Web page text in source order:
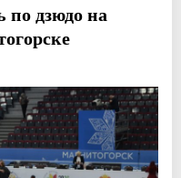
по дзюдо на